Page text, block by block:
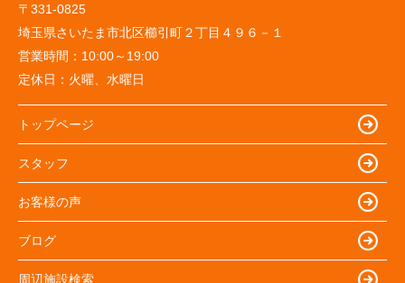
〒331-0825
埼玉県さいたま市北区櫛引町２丁目４９６－１
営業時間： 10:00～19:00
定休日： 火曜、水曜日
トップページ
スタッフ
お客様の声
ブログ
周辺施設検索